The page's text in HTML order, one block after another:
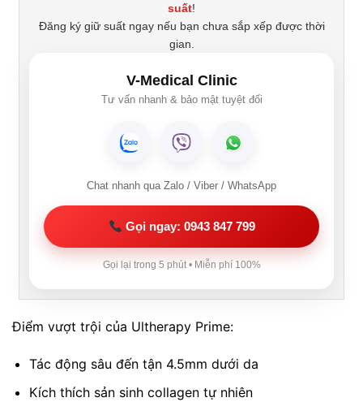
suất!
Đăng ký giữ suất ngay nếu bạn chưa sắp xếp được thời
gian.
V-Medical Clinic
Tư vấn nhanh & bảo mật tuyệt đối
Chat nhanh qua Zalo / Viber / WhatsApp
Gọi ngay: 0943 847 799
Gọi lại trong 5 phút • Miễn phí 100%
Điểm vượt trội của Ultherapy Prime:
Tác động sâu đến tận 4.5mm dưới da
Kích thích sản sinh collagen tự nhiên